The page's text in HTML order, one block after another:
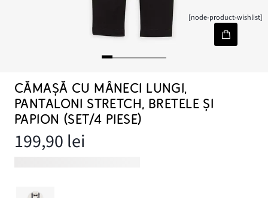
[node-product-wishlist]
CĂMAȘĂ CU MÂNECI LUNGI,
PANTALONI STRETCH, BRETELE ȘI
PAPION (SET/4 PIESE)
199,90 lei